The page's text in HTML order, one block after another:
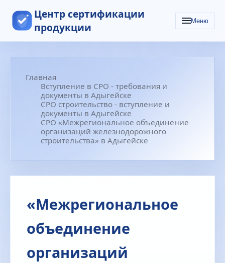
Центр сертификации
продукции
Меню
Главная
Вступление в СРО - требования и
документы в Адыгейске
СРО строительство - вступление и
документы в Адыгейске
СРО «Межрегиональное объединение
организаций железнодорожного
строительства» в Адыгейске
«Межрегиональное
объединение
организаций